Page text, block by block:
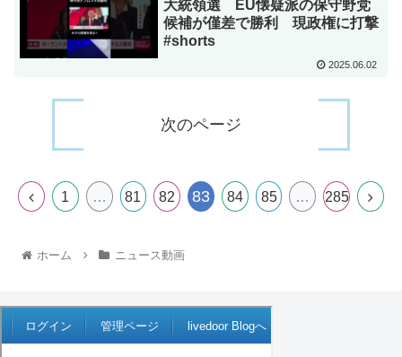
大統領選 EU懐疑派の保守野党
候補が僅差で勝利 現政権に打撃
#shorts
2025.06.02
次のページ
1 … 81 82 83 84 85 … 285
ホーム ニュース動画